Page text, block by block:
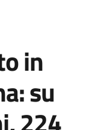
in
su